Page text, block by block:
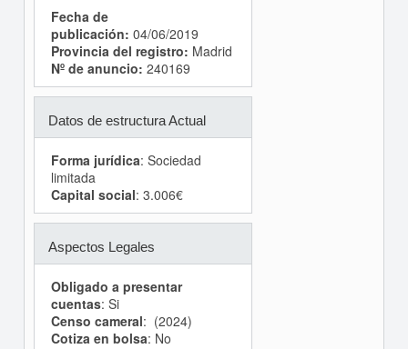
Fecha de
publicación: 04/06/2019
Provincia del registro: Madrid
Nº de anuncio: 240169
Datos de estructura Actual
Forma jurídica: Sociedad
limitada
Capital social: 3.006€
Aspectos Legales
Obligado a presentar
cuentas: Si
Censo cameral: (2024)
Cotiza en bolsa: No